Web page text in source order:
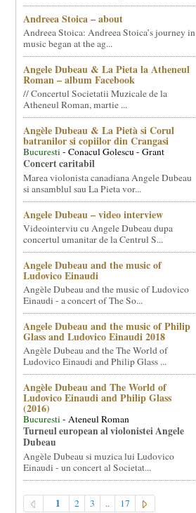
Andreea Stoica – about
Andreea Stoica: Andreea Stoica’s journey in
music began at the ag...
Angele Dubeau & La Pieta la Atheneul
Roman – album Facebook
// Concertul Societatii Muzicale de la
Atheneul Roman, martie ...
Angèle Dubeau & La Pietà si Corul
batranilor si copiilor din Crangasi
Bucuresti- Conacul Golescu - Grant
Concert caritabil
Marea violonista canadiana Angele Dubeau
si ansamblul sau La Pieta vor...
Angele Dubeau – video interview
Videointerviu cu Angele Dubeau dupa
concertul umanitar de la Centrul S...
Angele Dubeau and the music of
Ludovico Einaudi
Angèle Dubeau and the music of Ludovico
Einaudi - a concert of The So...
Angele Dubeau and the music of Philip
Glass and Ludovico Einaudi 2018
Angèle Dubeau and the The World of
Ludovico Einaudi and Philip Glass ...
Angèle Dubeau and The World of
Ludovico Einaudi and Philip Glass
(2016)
Bucuresti- Ateneul Roman
Turneul european al violonistei Angele
Dubeau
Angèle Dubeau si muzica lui Ludovico
Einaudi - un concert al Societat...
1 2 3 .. 17